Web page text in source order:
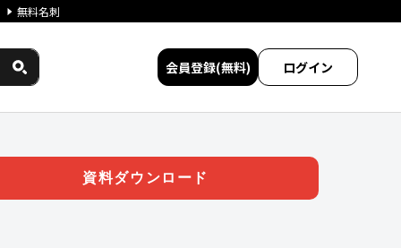
無料名刺
会員登録(無料) ログイン
資料ダウンロード